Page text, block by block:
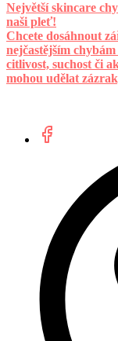
Největší skincare
naši pleť!
Chcete dosáhnout
nejčastějším
citlivost, suchost či
mohou udělat